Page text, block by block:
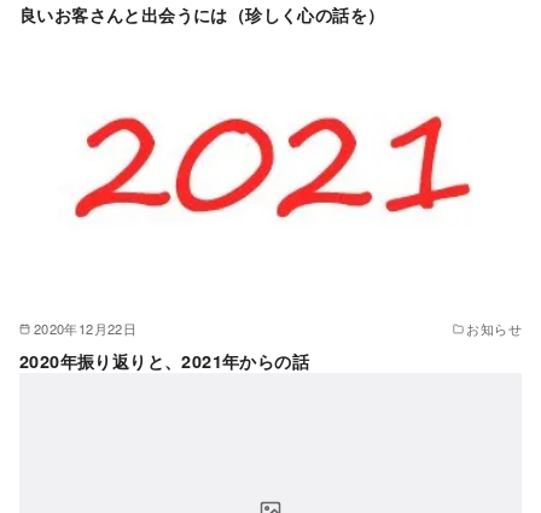
良いお客さんと出会うには（珍しく心の話を）
2020年12月22日 お知らせ
2020年振り返りと、2021年からの話